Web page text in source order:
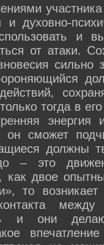
духовно-
и
от атаки.
сильно
тогда в
сможет
должны
– это
двое
то возникает
и они